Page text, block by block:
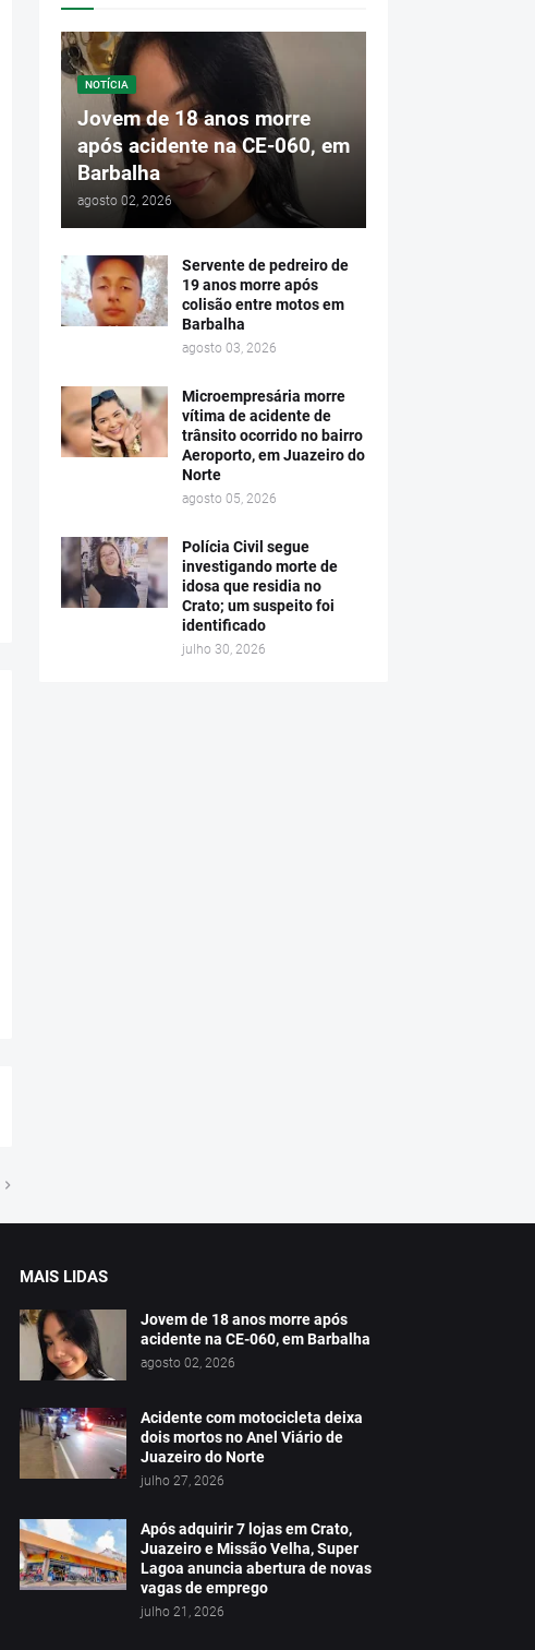
NOTÍCIA
Jovem de 18 anos morre
após acidente na CE-060, em
Barbalha
agosto 02, 2026
Servente de pedreiro de
19 anos morre após
colisão entre motos em
Barbalha
agosto 03, 2026
Microempresária morre
vítima de acidente de
trânsito ocorrido no bairro
Aeroporto, em Juazeiro do
Norte
agosto 05, 2026
Polícia Civil segue
investigando morte de
idosa que residia no
Crato; um suspeito foi
identificado
julho 30, 2026
MAIS LIDAS
Jovem de 18 anos morre após
acidente na CE-060, em Barbalha
agosto 02, 2026
Acidente com motocicleta deixa
dois mortos no Anel Viário de
Juazeiro do Norte
julho 27, 2026
Após adquirir 7 lojas em Crato,
Juazeiro e Missão Velha, Super
Lagoa anuncia abertura de novas
vagas de emprego
julho 21, 2026